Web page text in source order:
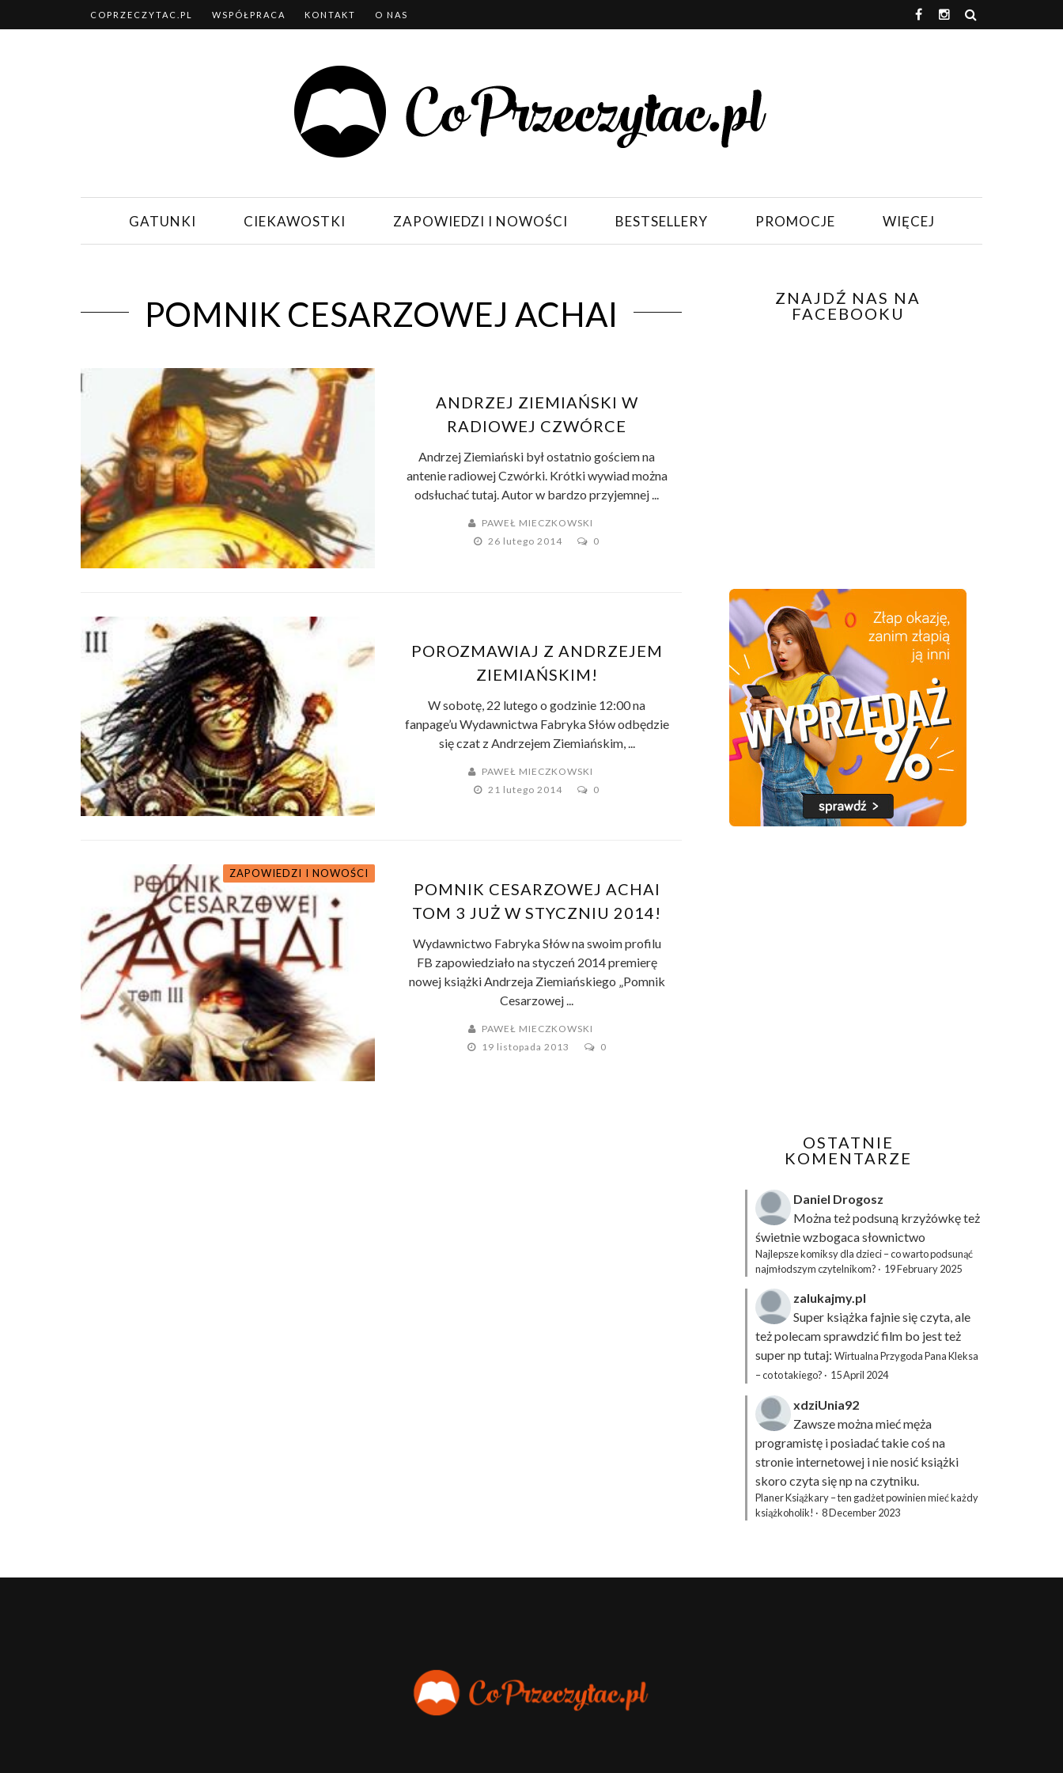
COPRZECZYTAC.PL WSPÓŁPRACA KONTAKT O NAS
GATUNKI CIEKAWOSTKI ZAPOWIEDZI I NOWOŚCI BESTSELLERY PROMOCJE WIĘCEJ
POMNIK CESARZOWEJ ACHAI
ANDRZEJ ZIEMIAŃSKI W
RADIOWEJ CZWÓRCE
Andrzej Ziemiański był ostatnio gościem na
antenie radiowej Czwórki. Krótki wywiad można
odsłuchać tutaj. Autor w bardzo przyjemnej ...
PAWEŁ MIECZKOWSKI
26 lutego 2014
0
POROZMAWIAJ Z ANDRZEJEM
ZIEMIAŃSKIM!
W sobotę, 22 lutego o godzinie 12:00 na
fanpage’u Wydawnictwa Fabryka Słów odbędzie
się czat z Andrzejem Ziemiańskim, ...
PAWEŁ MIECZKOWSKI
21 lutego 2014
0
ZAPOWIEDZI I NOWOŚCI
POMNIK CESARZOWEJ ACHAI
TOM 3 JUŻ W STYCZNIU 2014!
Wydawnictwo Fabryka Słów na swoim profilu
FB zapowiedziało na styczeń 2014 premierę
nowej książki Andrzeja Ziemiańskiego „Pomnik
Cesarzowej ...
PAWEŁ MIECZKOWSKI
19 listopada 2013
0
ZNAJDŹ NAS NA
FACEBOOKU
OSTATNIE
KOMENTARZE
Daniel Drogosz
Można też podsuną krzyżówkęteż
świetnie wzbogaca słownictwo
Najlepsze komiksy dla dzieci – co warto podsunąć
najmłodszym czytelnikom? · 19 February 2025
zalukajmy.pl
Super książka fajnie się czyta, ale
też polecam sprawdzić film bo jest też
super np tutaj: Wirtualna Przygoda Pana Kleksa
– co to takiego? · 15 April 2024
xdziUnia92
Zawsze można mieć męża
programistę i posiadać takie coś na
stronie internetowej i nie nosić książki
skoro czyta się np na czytniku.
Planer Książkary – ten gadżet powinien mieć każdy
książkoholik! · 8 December 2023